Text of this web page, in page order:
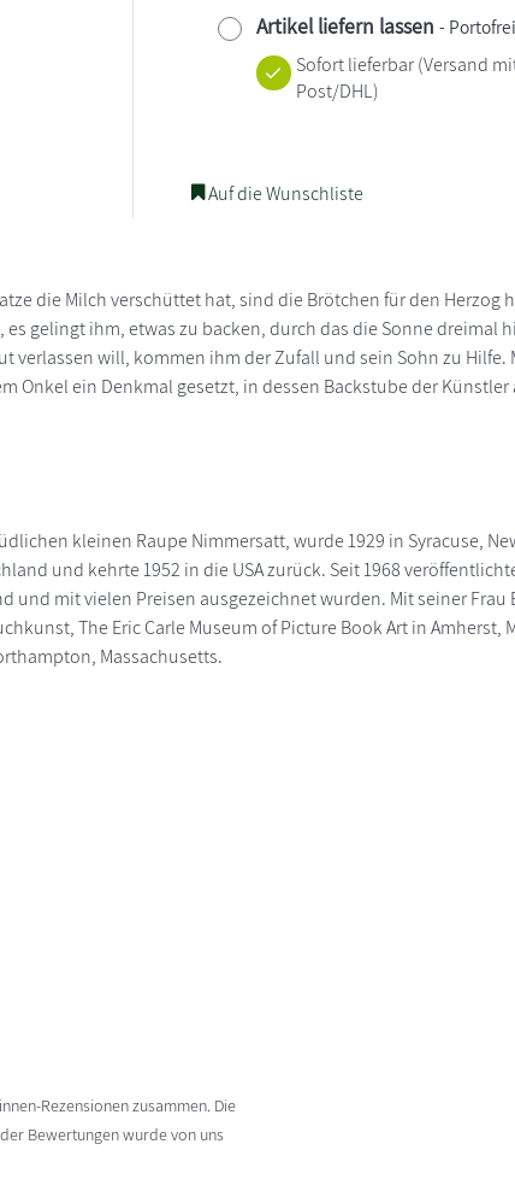
Artikel liefern lassen - Portofrei
Sofort lieferbar(Versand
Post/DHL)
Auf die Wunschliste
die Milch verschüttet hat, sind die Brötchen für den Herzog
gelingt ihm, etwas zu backen, durch das die Sonne dreimal
verlassen will, kommen ihm der Zufall und sein Sohn zu Hilfe.
Onkel ein Denkmal gesetzt, in dessen Backstube der Künstler
kleinen Raupe Nimmersatt, wurde 1929 in Syracuse,
und kehrte 1952 in die USA zurück. Seit 1968
und mit vielen Preisen ausgezeichnet wurden. Mit seiner
The Eric Carle Museum of Picture Book Art in Amherst,
Massachusetts.
Rezensionen zusammen. Die
Bewertungen wurde von uns